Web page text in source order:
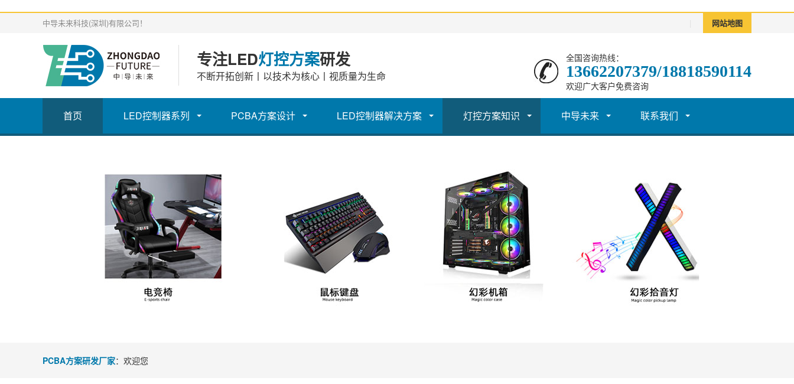
网站地图
中导未来科技(深圳)有限公司！
专注LED灯控方案研发
不断开拓创新丨以技术为核心丨视质量为生命
全国咨询热线：
13662207379/18818590114
欢迎广大客户免费咨询
首页 LED控制器系列 PCBA方案设计 LED控制器解决方案 灯控方案知识 中导未来 联系我们
PCBA方案研发厂家：欢迎您